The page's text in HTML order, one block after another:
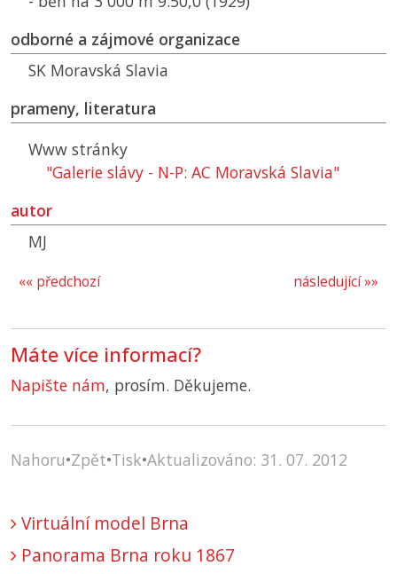
odborné a zájmové organizace
SK Moravská Slavia
prameny, literatura
Www stránky
"Galerie slávy - N-P: AC Moravská Slavia"
autor
MJ
následující »»
«« předchozí
Máte více informací?
Napište nám, prosím. Děkujeme.
Nahoru•Zpět•Tisk•Aktualizováno: 31. 07. 2012
Virtuální model Brna
Panorama Brna roku 1867